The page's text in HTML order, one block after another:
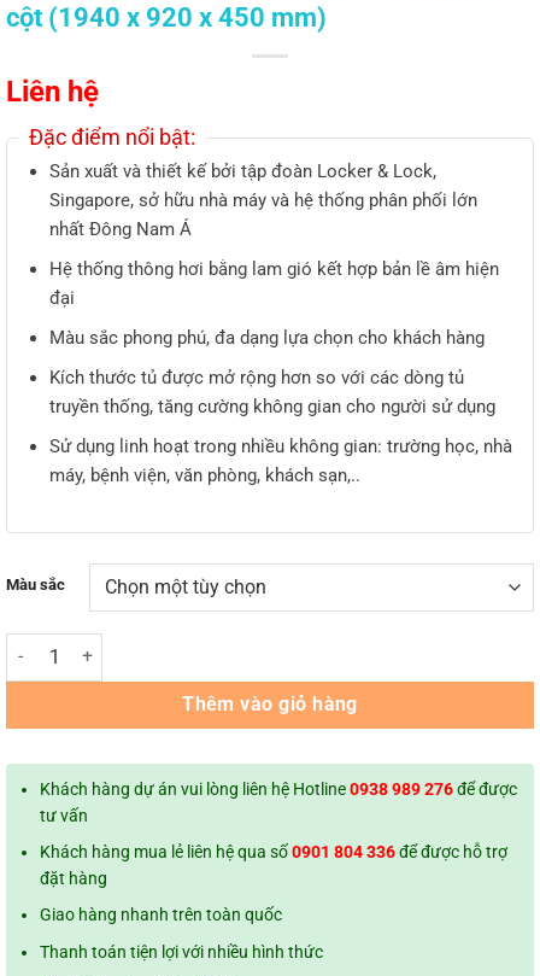
cột (1940 x 920 x 450 mm)
Liên hệ
Đặc điểm nổi bật:
Sản xuất và thiết kế bởi tập đoàn Locker & Lock,
Singapore, sở hữu nhà máy và hệ thống phân phối lớn
nhất Đông Nam Á
Hệ thống thông hơi bằng lam gió kết hợp bản lề âm hiện
đại
Màu sắc phong phú, đa dạng lựa chọn cho khách hàng
Kích thước tủ được mở rộng hơn so với các dòng tủ
truyền thống, tăng cường không gian cho người sử dụng
Sử dụng linh hoạt trong nhiều không gian: trường học, nhà
máy, bệnh viện, văn phòng, khách sạn,..
Màu sắc
Tủ locker sắt NS5 Khóa Hasp - 15 ngăn 3 cột (1940 x 920 x 450 mm)
Thêm vào giỏ hàng
Khách hàng dự án vui lòng liên hệ Hotline0938 989 276để được
tư vấn
Khách hàng mua lẻ liên hệ qua số0901 804 336để được hỗ trợ
đặt hàng
Giao hàng nhanh trên toàn quốc
Thanh toán tiện lợi với nhiều hình thức